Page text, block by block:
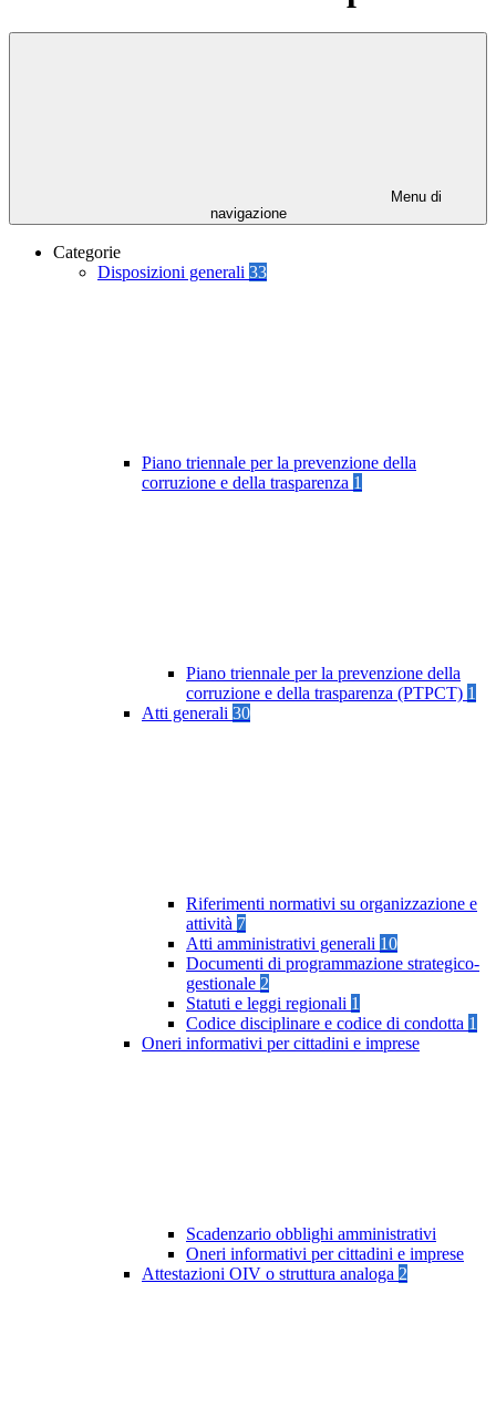
Menu di
navigazione
Categorie
Disposizioni generali 33
Piano triennale per la prevenzione della
corruzione e della trasparenza 1
Piano triennale per la prevenzione della
corruzione e della trasparenza (PTPCT) 1
Atti generali 30
Riferimenti normativi su organizzazione e
attività 7
Atti amministrativi generali 10
Documenti di programmazione strategico-
gestionale 2
Statuti e leggi regionali 1
Codice disciplinare e codice di condotta 1
Oneri informativi per cittadini e imprese
Scadenzario obblighi amministrativi
Oneri informativi per cittadini e imprese
Attestazioni OIV o struttura analoga 2